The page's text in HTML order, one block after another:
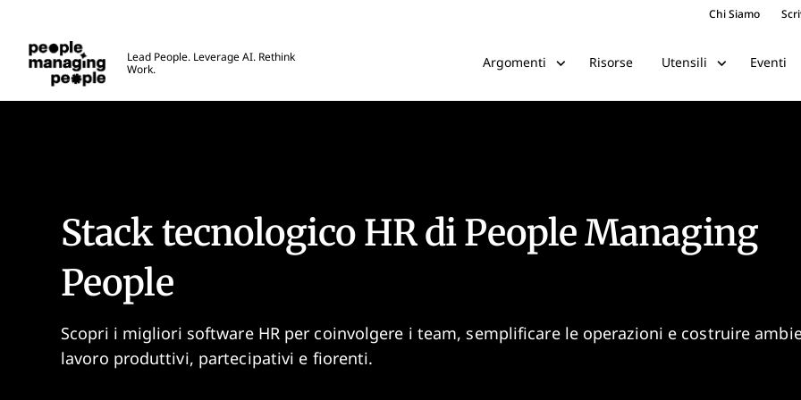
Chi Siamo
Lead People. Leverage AI. Rethink
Work.
Argomenti Risorse Utensili Eventi
Stack tecnologico HR di People Managing
People
Scopri i migliori software HR per coinvolgere i team, semplificare le operazioni e costruire
lavoro produttivi, partecipativi e fiorenti.